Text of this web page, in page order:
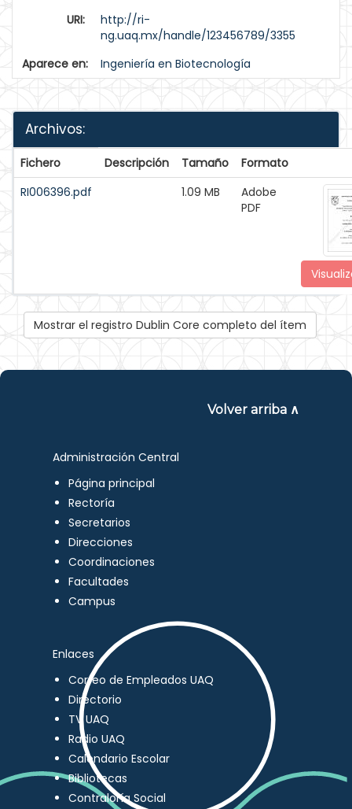
URI:
http://ri-
ng.uaq.mx/handle/123456789/3355
Aparece en:
Ingeniería en Biotecnología
Archivos:
Fichero Descripción Tamaño
Formato
RI006396.pdf
1.09 MB
Adobe
PDF
Mostrar el registro Dublin Core completo del ítem
Volver arriba ∧
Administración Central
Página principal
Rectoría
Secretarios
Direcciones
Coordinaciones
Facultades
Campus
Enlaces
Correo de Empleados UAQ
Directorio
TV UAQ
Radio UAQ
Calendario Escolar
Bibliotecas
Contraloría Social